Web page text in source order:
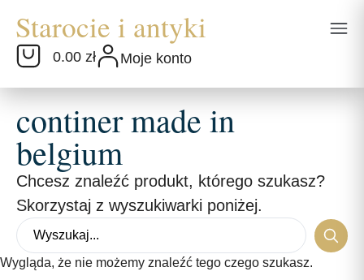
0.00 zł Moje konto
continer made in
belgium
Chcesz znaleźć produkt, którego szukasz?
Skorzystaj z wyszukiwarki poniżej.
Wygląda, że nie możemy znaleźć tego czego szukasz.